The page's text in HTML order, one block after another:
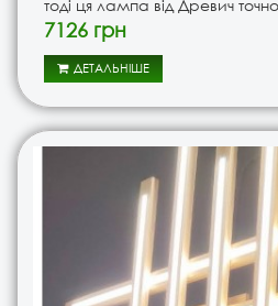
тоді ця лампа від Древич
завжди буде невід'ємним
7126 грн
ДЕТАЛЬНІШЕ